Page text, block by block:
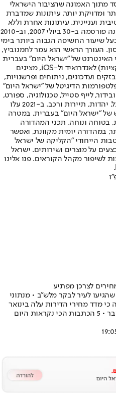
מתוך האמונה שהציבור הישראלי
ומדויקת יותר. עיתונות שמדברת
ועניינית. עיתונות אחרת וללא
תשלום. המהדורה המודפסת הראשונה פורסמה ב-30 ביולי 2007, וב-2010
שיעור החשיפה הגבוה ביותר בימי
העורך הראשי הוא עמר לחמנוביץ,
האינטרנט של "ישראל היום" בעברית
ובאנגלית, כמו כן היישומונים (אפליקציות) לאנדרואיד ול-iOS, מציגים
ועדכונים, ניתוחים ופרשנויות,
הדיגיטל של "ישראל היום"
לייף סטייל, טכנולוגיה, ספורט,
כלכלה וצרכנות, בריאות, חיילים, אוכל, יהדות, תיירות ורכב. ב-2021 עלו
של "ישראל היום" בעברית, במטרה
בטוחה ונוחה. תכני המהדורה
במהדורה יומית מקוונת, ואפשר
הייחודי "הקליקה של ישראל
על מוצרים ושירותים. ישראל
לשיפור מקהל הקוראים. פנו אלינו
לצרכן מפתיע
לעיר לבקר מלש"ב • מנתוני
מדד מחירי הדירות עלה בינואר